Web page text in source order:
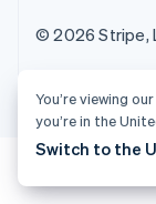
© 2026 Stripe,
You’re viewing
you’re in the
Switch to the